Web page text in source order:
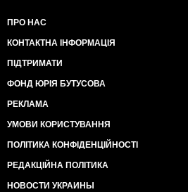
ПРО НАС
КОНТАКТНА ІНФОРМАЦІЯ
ПІДТРИМАТИ
ФОНД ЮРІЯ БУТУСОВА
РЕКЛАМА
УМОВИ КОРИСТУВАННЯ
ПОЛІТИКА КОНФІДЕНЦІЙНОСТІ
РЕДАКЦІЙНА ПОЛІТИКА
НОВОСТИ УКРАИНЫ